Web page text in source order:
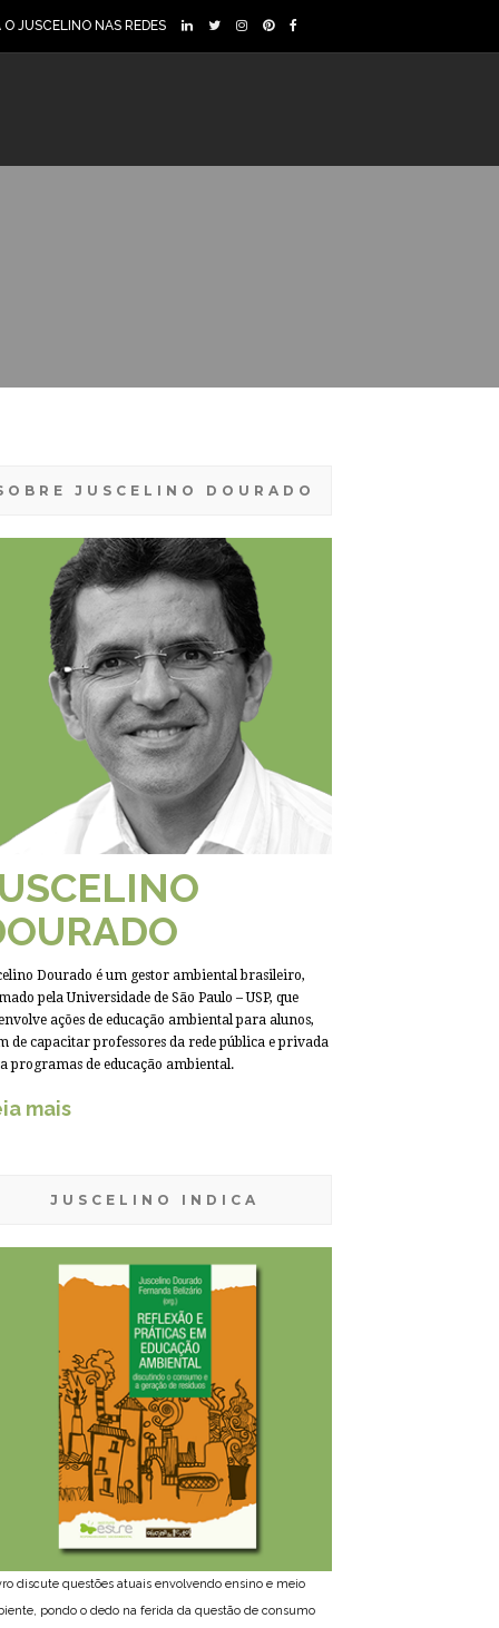
O JUSCELINO NAS REDES
JUSCELINO DOURADO
Dourado é um gestor ambiental brasileiro,
pela Universidade de São Paulo – USP, que
ações de educação ambiental para alunos,
de capacitar professores da rede pública e privada
programas de educação ambiental.
mais
JUSCELINO INDICA
discute questões atuais envolvendo ensino e meio
pondo o dedo na ferida da questão de consumo